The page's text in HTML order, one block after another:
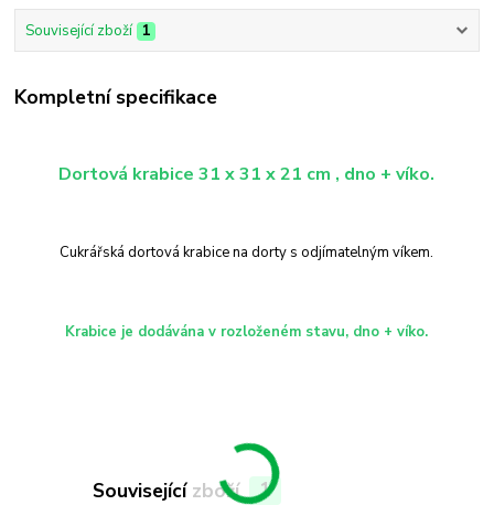
Související zboží 1
Kompletní specifikace
Dortová krabice 31 x 31 x 21 cm , dno + víko.
Cukrářská dortová krabice na dorty s odjímatelným víkem.
Krabice je dodávána v rozloženém stavu, dno + víko.
Související zboží 1